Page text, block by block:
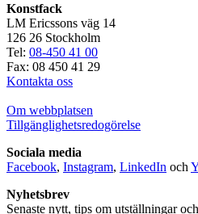
Konstfack
LM Ericssons väg 14
126 26 Stockholm
Tel: 08-450 41 00
Fax: 08 450 41 29
Kontakta oss
Om webbplatsen
Tillgänglighetsredogörelse
Sociala media
Facebook, Instagram, LinkedIn och
Nyhetsbrev
Senaste nytt, tips om utställningar